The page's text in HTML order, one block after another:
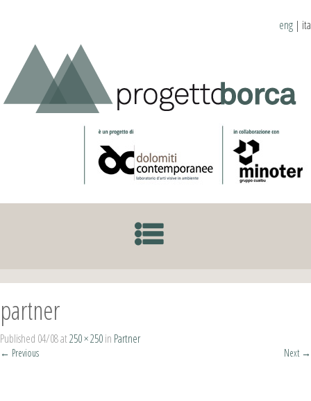
eng | ita
partner
Published 04/08at250 × 250in Partner
← Previous Next →